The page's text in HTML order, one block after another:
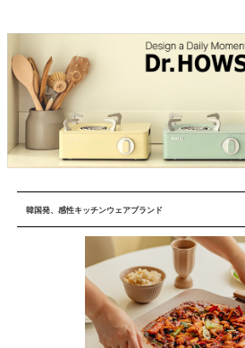
韓国発、感性キッチンウェアブランド